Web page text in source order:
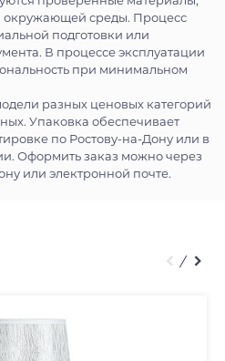
окружающей среды. Процесс
подготовки или
В процессе эксплуатации
при минимальном
разных ценовых категорий
Упаковка обеспечивает
по Ростову-на-Дону или в
Оформить заказ можно через
или электронной почте.